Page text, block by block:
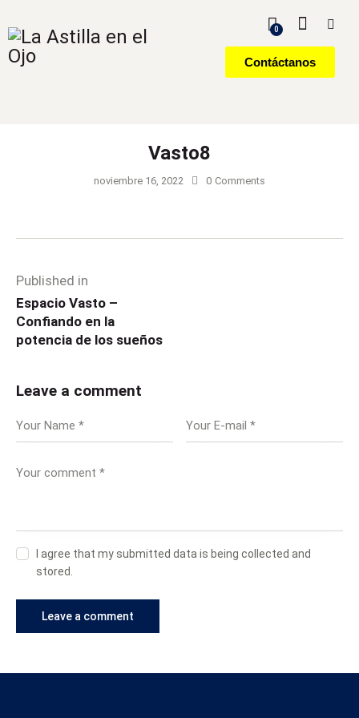
0
Contáctanos
Vasto8
noviembre 16, 2022 0 Comments
Published in
Espacio Vasto –
Confiando en la
potencia de los sueños
Leave a comment
I agree that my submitted data is being collected and
stored.